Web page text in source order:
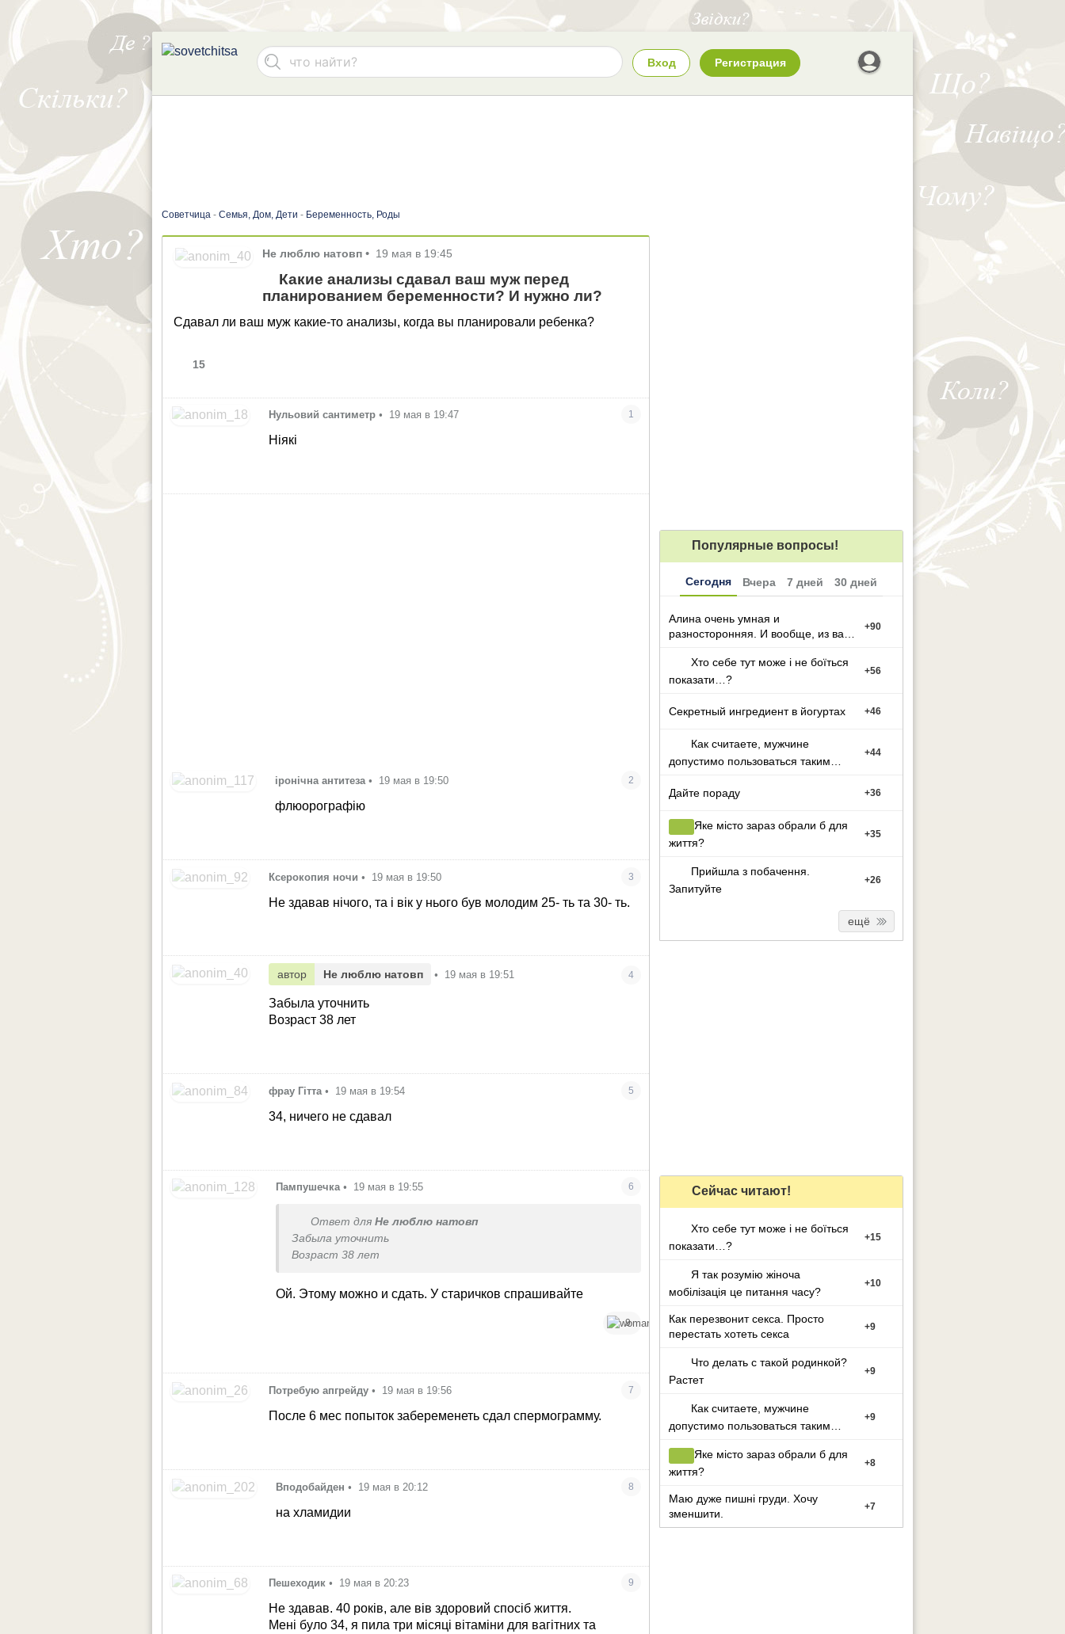
Вход Регистрация
Советчица - Семья, Дом, Дети - Беременность, Роды
Не люблю натовп • 19 мая в 19:45
Какие анализы сдавал ваш муж перед
планированием беременности? И нужно ли?
Сдавал ли ваш муж какие-то анализы, когда вы планировали ребенка?
15
Нульовий сантиметр • 19 мая в 19:47 1
Ніякі
іронічна антитеза • 19 мая в 19:50 2
флюорографію
Ксерокопия ночи • 19 мая в 19:50 3
Не здавав нічого, та і вік у нього був молодим 25- ть та 30- ть.
автор Не люблю натовп • 19 мая в 19:51 4
Забыла уточнить
Возраст 38 лет
фрау Гітта • 19 мая в 19:54 5
34, ничего не сдавал
Пампушечка • 19 мая в 19:55 6
Ответ для Не люблю натовп
Забыла уточнить
Возраст 38 лет
Ой. Этому можно и сдать. У старичков спрашивайте
9
Потребую апгрейду • 19 мая в 19:56 7
После 6 мес попыток забеременеть сдал спермограмму.
Вподобайден • 19 мая в 20:12 8
на хламидии
Пешеходик • 19 мая в 20:23 9
Не здавав. 40 років, але вів здоровий спосіб життя.
Мені було 34, я пила три місяці вітаміни для вагітних та
Популярные вопросы!
Сегодня Вчера 7 дней 30 дней
Алина очень умная и
разносторонняя. И вообще, из вас
+90
Хто себе тут може і не боїться
показати…?
+56
Секретный ингредиент в йогуртах +46
Как считаете, мужчине
допустимо пользоваться таким
+44
Дайте пораду +36
Яке місто зараз обрали б для
життя?
+35
Прийшла з побачення.
Запитуйте
+26
ещё
Сейчас читают!
Хто себе тут може і не боїться
показати…?
+15
Я так розумію жіноча
мобілізація це питання часу?
+10
Как перезвонит секса. Просто
перестать хотеть секса
+9
Что делать с такой родинкой?
Растет
+9
Как считаете, мужчине
допустимо пользоваться таким
+9
Яке місто зараз обрали б для
життя?
+8
Маю дуже пишні груди. Хочу
зменшити.
+7